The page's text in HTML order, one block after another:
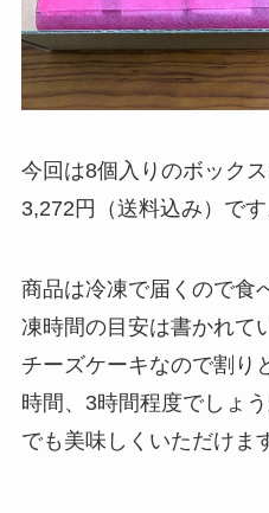
今回は8個入りのボック
3,272円（送料込み）です
商品は冷凍で届くので食
凍時間の目安は書かれて
チーズケーキなので割り
時間、3時間程度でしょ
でも美味しくいただけま